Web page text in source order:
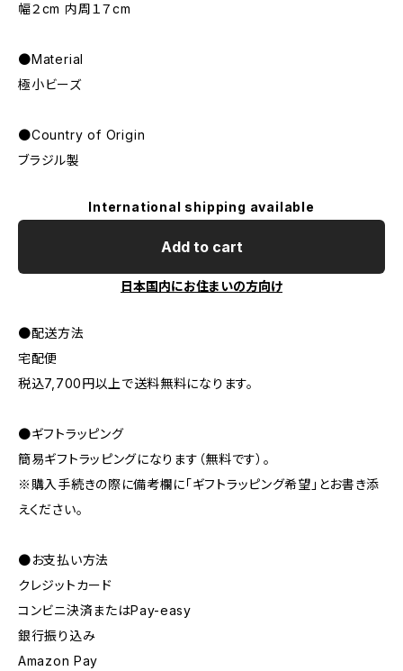
幅２cm 内周１７cm
●Material
極小ビーズ
●Country of Origin
ブラジル製
International shipping available
Add to cart
日本国内にお住まいの方向け
●配送方法
宅配便
税込7,700円以上で送料無料になります。
●ギフトラッピング
簡易ギフトラッピングになります（無料です）。
※購入手続きの際に備考欄に「ギフトラッピング希望」とお書き添
えください。
●お支払い方法
クレジットカード
コンビニ決済またはPay-easy
銀行振り込み
Amazon Pay